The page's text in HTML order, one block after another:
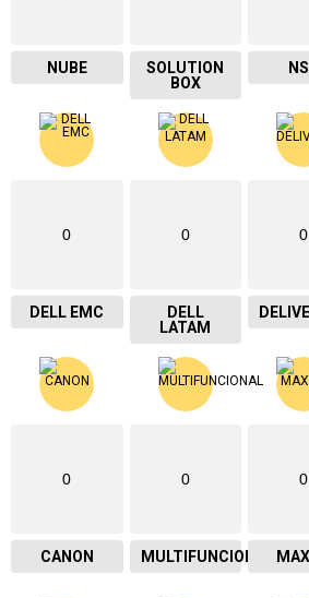
NUBE
SOLUTION
BOX
0
DELL EMC
0
DELL
LATAM
0
0
CANON
0
MULTIFUNCIONAL
0